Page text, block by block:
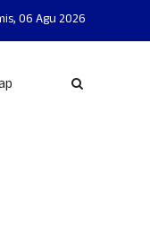
- MANDIRI -
06 Agu 2026